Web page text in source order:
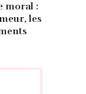
moral :
les